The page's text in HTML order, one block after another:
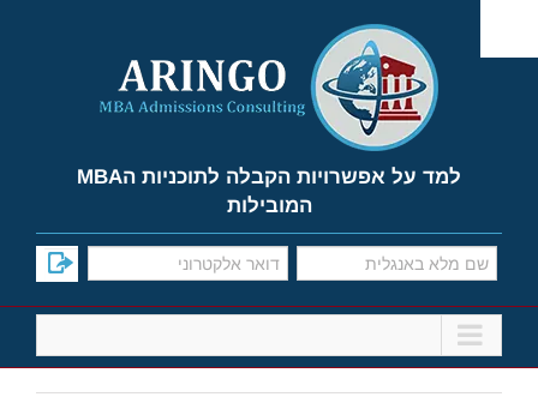
content
למד על אפשרויות הקבלה לתוכניות הMBA
המובילות